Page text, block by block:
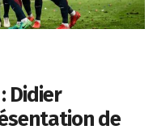
Didier
de